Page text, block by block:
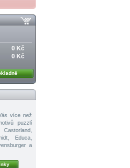
0 Kč
0 Kč
více než
puzzlí
Educa,
a